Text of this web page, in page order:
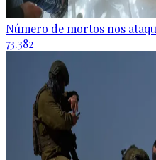
Número de mortos nos
73.382